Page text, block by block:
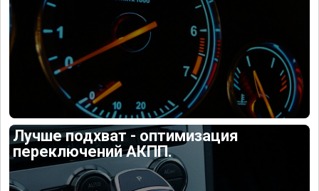
Лучше подхват - оптимизация
переключений АКПП.